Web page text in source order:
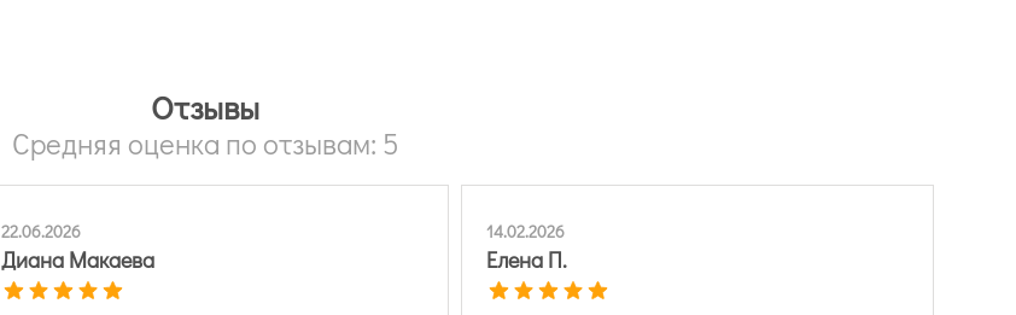
Отзывы
Средняя оценка по отзывам: 5
22.06.2026
Диана Макаева
14.02.2026
Елена П.